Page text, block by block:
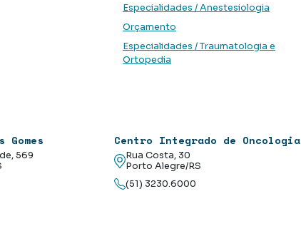
Especialidades / Anestesiologia
Orçamento
Especialidades / Traumatologia e
Ortopedia
Gomes
569
Centro Integrado de Oncologia
Rua Costa, 30
Porto Alegre/RS
(51) 3230.6000